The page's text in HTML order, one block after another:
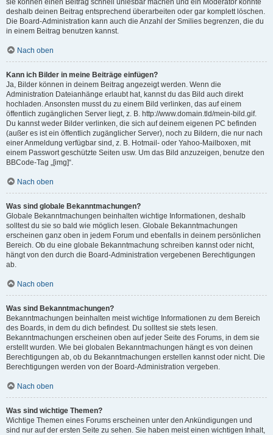
sie können einen Beitrag schnell unlesbar machen und ein Moderator könnte
deshalb deinen Beitrag entsprechend überarbeiten oder gar komplett löschen.
Die Board-Administration kann auch die Anzahl der Smilies begrenzen, die du
in einem Beitrag benutzen kannst.
Nach oben
Kann ich Bilder in meine Beiträge einfügen?
Ja, Bilder können in deinem Beitrag angezeigt werden. Wenn die
Administration Dateianhänge erlaubt hat, kannst du das Bild auch direkt
hochladen. Ansonsten musst du zu einem Bild verlinken, das auf einem
öffentlich zugänglichen Server liegt, z. B. http://www.domain.tld/mein-bild.gif.
Du kannst weder Bilder verlinken, die sich auf deinem eigenen PC befinden
(außer es ist ein öffentlich zugänglicher Server), noch zu Bildern, die nur nach
einer Anmeldung verfügbar sind, z. B. Hotmail- oder Yahoo-Mailboxen, mit
einem Passwort geschützte Seiten usw. Um das Bild anzuzeigen, benutze den
BBCode-Tag „[img]“.
Nach oben
Was sind globale Bekanntmachungen?
Globale Bekanntmachungen beinhalten wichtige Informationen, deshalb
solltest du sie so bald wie möglich lesen. Globale Bekanntmachungen
erscheinen ganz oben in jedem Forum und ebenfalls in deinem persönlichen
Bereich. Ob du eine globale Bekanntmachung schreiben kannst oder nicht,
hängt von den durch die Board-Administration vergebenen Berechtigungen
ab.
Nach oben
Was sind Bekanntmachungen?
Bekanntmachungen beinhalten meist wichtige Informationen zu dem Bereich
des Boards, in dem du dich befindest. Du solltest sie stets lesen.
Bekanntmachungen erscheinen oben auf jeder Seite des Forums, in dem sie
erstellt wurden. Wie bei globalen Bekanntmachungen hängt es von deinen
Berechtigungen ab, ob du Bekanntmachungen erstellen kannst oder nicht. Die
Berechtigungen werden von der Board-Administration vergeben.
Nach oben
Was sind wichtige Themen?
Wichtige Themen eines Forums erscheinen unter den Ankündigungen und
sind nur auf der ersten Seite zu sehen. Sie haben meist einen wichtigen Inhalt,